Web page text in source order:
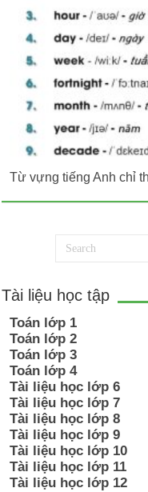
Từ vựng tiếng Anh chỉ
Tài liệu học tập
Toán lớp 1
Toán lớp 2
Toán lớp 3
Toán lớp 4
Tài liệu học lớp 6
Tài liệu học lớp 7
Tài liệu học lớp 8
Tài liệu học lớp 9
Tài liệu học lớp 10
Tài liệu học lớp 11
Tài liệu học lớp 12